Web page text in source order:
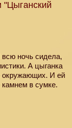
"Цыганский
ночь сидела,
А цыганка
окружающих. И ей
в сумке.